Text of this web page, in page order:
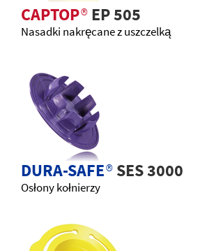
CAPTOP®EP 505
Nasadki nakręcane z uszczelką
DURA-SAFE®SES 3000
Osłony kołnierzy